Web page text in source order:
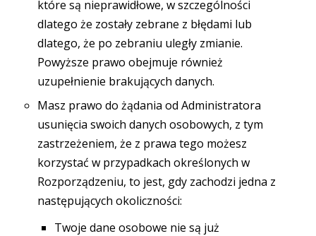
które są nieprawidłowe, w szczególności
dlatego że zostały zebrane z błędami lub
dlatego, że po zebraniu uległy zmianie.
Powyższe prawo obejmuje również
uzupełnienie brakujących danych.
Masz prawo do żądania od Administratora
usunięcia swoich danych osobowych, z tym
zastrzeżeniem, że z prawa tego możesz
korzystać w przypadkach określonych w
Rozporządzeniu, to jest, gdy zachodzi jedna z
następujących okoliczności:
Twoje dane osobowe nie są już